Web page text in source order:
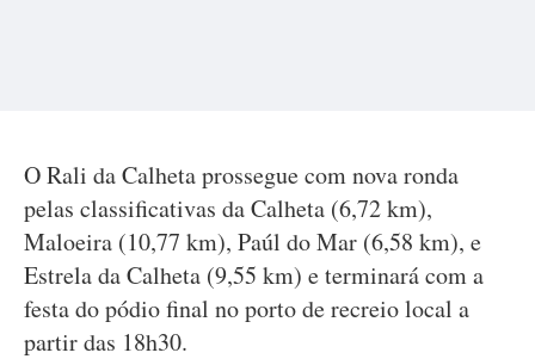
O Rali da Calheta prossegue com nova ronda
pelas classificativas da Calheta (6,72 km),
Maloeira (10,77 km), Paúl do Mar (6,58 km), e
Estrela da Calheta (9,55 km) e terminará com a
festa do pódio final no porto de recreio local a
partir das 18h30.